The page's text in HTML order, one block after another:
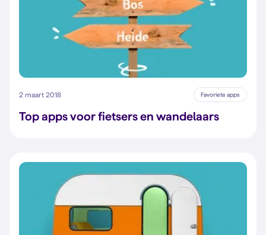
2 maart 2018 Favoriete apps
Top apps voor fietsers en wandelaars